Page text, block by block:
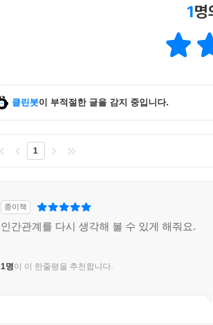
1명
클린봇이 부적절한 글을 감지 중입니다.
1
종이책
인간관계를 다시 생각해 볼 수 있게 해줘요.
1명이 이 한줄평을 추천합니다.